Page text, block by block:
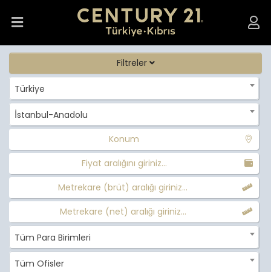
Filtreler
Türkiye
İstanbul-Anadolu
Konum
Fiyat aralığını giriniz...
Metrekare (brüt) aralığı giriniz...
Metrekare (net) aralığı giriniz...
Tüm Para Birimleri
Tüm Ofisler